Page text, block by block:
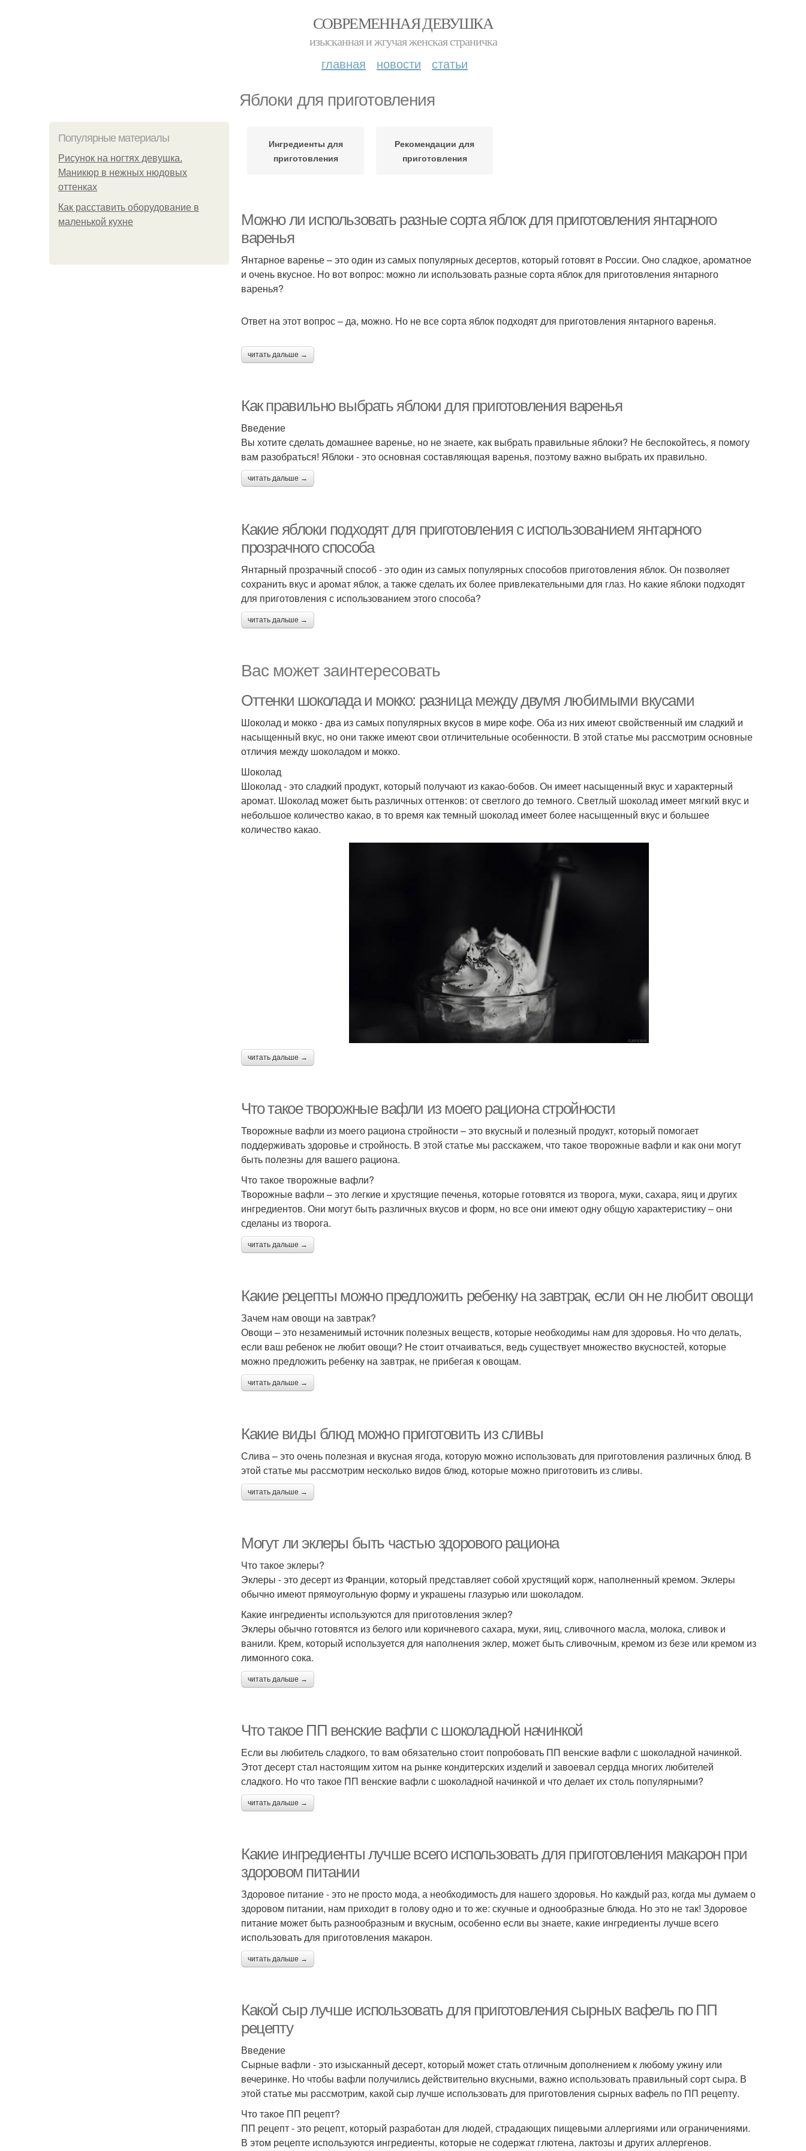
СОВРЕМЕННАЯ ДЕВУШКА
изысканная и жгучая женская страничка
главная новости статьи
Яблоки для приготовления
Популярные материалы
Рисунок на ногтях девушка.
Маникюр в нежных нюдовых
оттенках
Как расставить оборудование в
маленькой кухне
Ингредиенты для
приготовления
Рекомендации для
приготовления
Можно ли использовать разные сорта яблок для приготовления янтарного
варенья
Янтарное варенье – это один из самых популярных десертов, который готовят в России. Оно сладкое, ароматное
и очень вкусное. Но вот вопрос: можно ли использовать разные сорта яблок для приготовления янтарного
варенья?
Ответ на этот вопрос – да, можно. Но не все сорта яблок подходят для приготовления янтарного варенья.
читать дальше →
Как правильно выбрать яблоки для приготовления варенья
Введение
Вы хотите сделать домашнее варенье, но не знаете, как выбрать правильные яблоки? Не беспокойтесь, я помогу
вам разобраться! Яблоки - это основная составляющая варенья, поэтому важно выбрать их правильно.
читать дальше →
Какие яблоки подходят для приготовления с использованием янтарного
прозрачного способа
Янтарный прозрачный способ - это один из самых популярных способов приготовления яблок. Он позволяет
сохранить вкус и аромат яблок, а также сделать их более привлекательными для глаз. Но какие яблоки подходят
для приготовления с использованием этого способа?
читать дальше →
Вас может заинтересовать
Оттенки шоколада и мокко: разница между двумя любимыми вкусами
Шоколад и мокко - два из самых популярных вкусов в мире кофе. Оба из них имеют свойственный им сладкий и
насыщенный вкус, но они также имеют свои отличительные особенности. В этой статье мы рассмотрим основные
отличия между шоколадом и мокко.
Шоколад
Шоколад - это сладкий продукт, который получают из какао-бобов. Он имеет насыщенный вкус и характерный
аромат. Шоколад может быть различных оттенков: от светлого до темного. Светлый шоколад имеет мягкий вкус и
небольшое количество какао, в то время как темный шоколад имеет более насыщенный вкус и большее
количество какао.
читать дальше →
Что такое творожные вафли из моего рациона стройности
Творожные вафли из моего рациона стройности – это вкусный и полезный продукт, который помогает
поддерживать здоровье и стройность. В этой статье мы расскажем, что такое творожные вафли и как они могут
быть полезны для вашего рациона.
Что такое творожные вафли?
Творожные вафли – это легкие и хрустящие печенья, которые готовятся из творога, муки, сахара, яиц и других
ингредиентов. Они могут быть различных вкусов и форм, но все они имеют одну общую характеристику – они
сделаны из творога.
читать дальше →
Какие рецепты можно предложить ребенку на завтрак, если он не любит овощи
Зачем нам овощи на завтрак?
Овощи – это незаменимый источник полезных веществ, которые необходимы нам для здоровья. Но что делать,
если ваш ребенок не любит овощи? Не стоит отчаиваться, ведь существует множество вкусностей, которые
можно предложить ребенку на завтрак, не прибегая к овощам.
читать дальше →
Какие виды блюд можно приготовить из сливы
Слива – это очень полезная и вкусная ягода, которую можно использовать для приготовления различных блюд. В
этой статье мы рассмотрим несколько видов блюд, которые можно приготовить из сливы.
читать дальше →
Могут ли эклеры быть частью здорового рациона
Что такое эклеры?
Эклеры - это десерт из Франции, который представляет собой хрустящий корж, наполненный кремом. Эклеры
обычно имеют прямоугольную форму и украшены глазурью или шоколадом.
Какие ингредиенты используются для приготовления эклер?
Эклеры обычно готовятся из белого или коричневого сахара, муки, яиц, сливочного масла, молока, сливок и
ванили. Крем, который используется для наполнения эклер, может быть сливочным, кремом из безе или кремом из
лимонного сока.
читать дальше →
Что такое ПП венские вафли с шоколадной начинкой
Если вы любитель сладкого, то вам обязательно стоит попробовать ПП венские вафли с шоколадной начинкой.
Этот десерт стал настоящим хитом на рынке кондитерских изделий и завоевал сердца многих любителей
сладкого. Но что такое ПП венские вафли с шоколадной начинкой и что делает их столь популярными?
читать дальше →
Какие ингредиенты лучше всего использовать для приготовления макарон при
здоровом питании
Здоровое питание - это не просто мода, а необходимость для нашего здоровья. Но каждый раз, когда мы думаем о
здоровом питании, нам приходит в голову одно и то же: скучные и однообразные блюда. Но это не так! Здоровое
питание может быть разнообразным и вкусным, особенно если вы знаете, какие ингредиенты лучше всего
использовать для приготовления макарон.
читать дальше →
Какой сыр лучше использовать для приготовления сырных вафель по ПП
рецепту
Введение
Сырные вафли - это изысканный десерт, который может стать отличным дополнением к любому ужину или
вечеринке. Но чтобы вафли получились действительно вкусными, важно использовать правильный сорт сыра. В
этой статье мы рассмотрим, какой сыр лучше использовать для приготовления сырных вафель по ПП рецепту.
Что такое ПП рецепт?
ПП рецепт - это рецепт, который разработан для людей, страдающих пищевыми аллергиями или ограничениями.
В этом рецепте используются ингредиенты, которые не содержат глютена, лактозы и других аллергенов.